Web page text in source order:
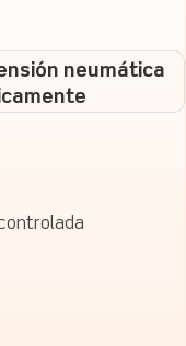
neumática